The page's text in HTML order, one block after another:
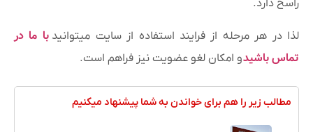
راسخ دارد.
لذا در هر مرحله از فرایند استفاده از سایت میتوانیدبا ما در
تماس باشیدو امکان لغو عضویت نیز فراهم است.
مطالب زیر را هم برای خواندن به شما پیشنهاد میکنیم